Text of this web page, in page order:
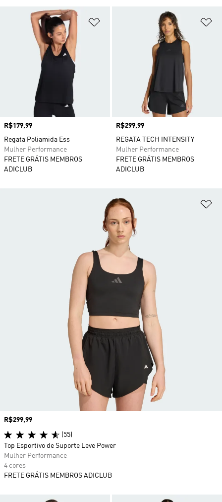
Adicionar à Lista de Desejos
Preço
R$179,99
Regata Poliamida Ess
Mulher Performance
FRETE GRÁTIS MEMBROS
ADICLUB
Preço
R$299,99
REGATA TECH INTENSITY
Mulher Performance
FRETE GRÁTIS MEMBROS
ADICLUB
Preço
R$299,99
(55)
Top Esportivo de Suporte Leve Power
Mulher Performance
4 cores
FRETE GRÁTIS MEMBROS ADICLUB